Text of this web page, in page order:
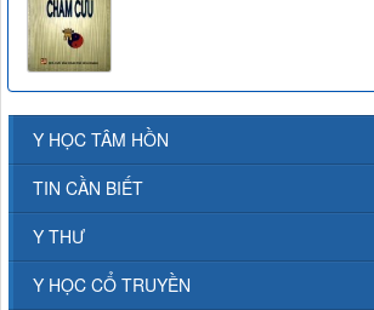
Y HỌC TÂM HỒN
TIN CẦN BIẾT
Y THƯ
Y HỌC CỔ TRUYỀN